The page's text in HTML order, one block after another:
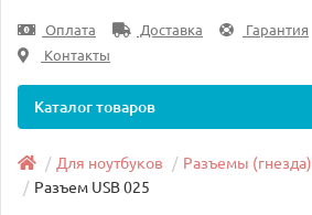
Оплата Доставка Гарантия
Контакты
Каталог товаров
Для ноутбуков Разъемы (гнезда)
Разъем USB 025